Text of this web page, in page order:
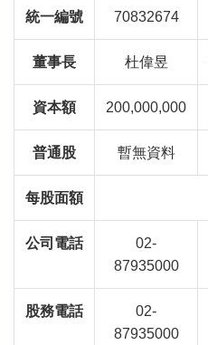
統一編號 70832674
董事長 杜偉昱
資本額 200,000,000
普通股 暫無資料
每股面額
公司電話
02-
87935000
股務電話
02-
87935000